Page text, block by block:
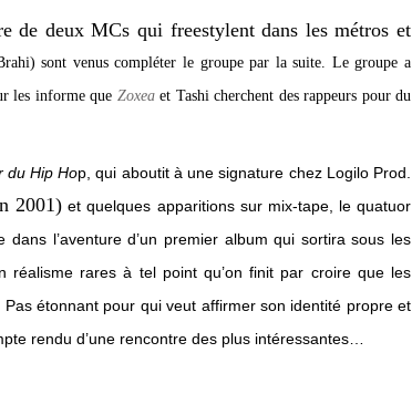
de deux MCs qui freestylent dans les métros et
sont venus compléter le groupe par la suite. Le groupe a
les informe que Zoxeaet Tashi cherchent des rappeurs pour du
du Hip Hop, qui aboutit à une signature chez Logilo Prod.
2001) et quelques apparitions sur mix-tape, le quatuor
l’aventure d’un premier album qui sortira sous les
réalisme rares à tel point qu’on finit par croire que les
étonnant pour qui veut affirmer son identité propre et
rendu d’une rencontre des plus intéressantes…